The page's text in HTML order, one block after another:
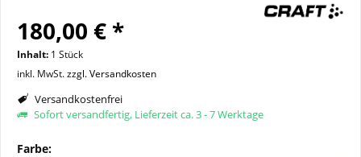
180,00 € *
Inhalt: 1 Stück
inkl. MwSt.zzgl. Versandkosten
Versandkostenfrei
Sofort versandfertig, Lieferzeit ca. 3 - 7 Werktage
Farbe: